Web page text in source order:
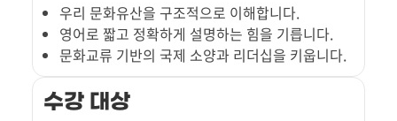
우리 문화유산을 구조적으로 이해합니다.
영어로 짧고 정확하게 설명하는 힘을 기릅니다.
문화교류 기반의 국제 소양과 리더십을 키웁니다.
수강 대상